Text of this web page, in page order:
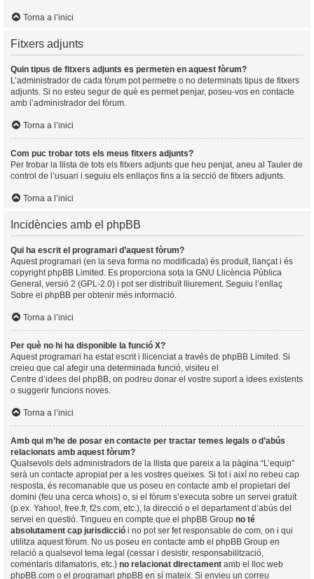
Torna a l’inici
Fitxers adjunts
Quin tipus de fitxers adjunts es permeten en aquest fòrum?
L’administrador de cada fòrum pot permetre o no determinats tipus de fitxers
adjunts. Si no esteu segur de què es permet penjar, poseu-vos en contacte
amb l’administrador del fòrum.
Torna a l’inici
Com puc trobar tots els meus fitxers adjunts?
Per trobar la llista de tots els fitxers adjunts que heu penjat, aneu al Tauler de
control de l’usuari i seguiu els enllaços fins a la secció de fitxers adjunts.
Torna a l’inici
Incidències amb el phpBB
Qui ha escrit el programari d’aquest fòrum?
Aquest programari (en la seva forma no modificada) és produït, llançat i és
copyright phpBB Limited . Es proporciona sota la GNU Llicència Pública
General, versió 2 (GPL-2.0) i pot ser distribuït lliurement. Seguiu l’enllaç
Sobre el phpBB per obtenir més informació.
Torna a l’inici
Per què no hi ha disponible la funció X?
Aquest programari ha estat escrit i llicenciat a través de phpBB Limited. Si
creieu que cal afegir una determinada funció, visiteu el
Centre d’idees del phpBB , on podreu donar el vostre suport a idees existents
o suggerir funcions noves.
Torna a l’inici
Amb qui m’he de posar en contacte per tractar temes legals o d’abús
relacionats amb aquest fòrum?
Qualsevols dels administradors de la llista que pareix a la pàgina “L’equip”
serà un contacte apropiat per a les vostres queixes. Si tot i així no rebeu cap
resposta, és recomanable que us poseu en contacte amb el propietari del
domini (feu una cerca whois) o, si el fòrum s’executa sobre un servei gratuït
(p.ex. Yahoo!, free.fr, f2s.com, etc.), la direcció o el departament d’abús del
servei en questió. Tingueu en compte que el phpBB Group no té
absolutament cap jurisdicció i no pot ser fet responsable de com, on i qui
utilitza aquest fòrum. No us poseu en contacte amb el phpBB Group en
relació a qualsevol tema legal (cessar i desistir, responsabilització,
comentaris difamatoris, etc.) no relacionat directament amb el lloc web
phpBB.com o el programari phpBB en sí mateix. Si envieu un correu